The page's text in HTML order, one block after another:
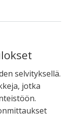
selvityksellä.
jotka